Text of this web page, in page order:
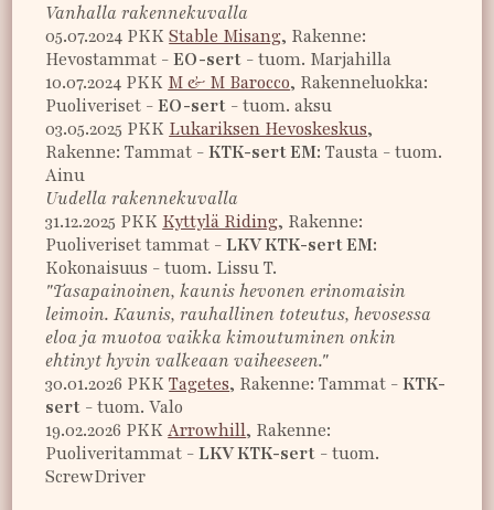
Vanhalla rakennekuvalla
05.07.2024 PKKStable Misang, Rakenne:
Hevostammat -EO-sert - tuom. Marjahilla
10.07.2024 PKK M & M Barocco, Rakenneluokka:
Puoliveriset -EO-sert - tuom. aksu
03.05.2025 PKK Lukariksen Hevoskeskus,
Rakenne: Tammat -KTK-sert EM: Tausta - tuom.
Ainu
Uudella rakennekuvalla
31.12.2025 PKK Kyttylä Riding, Rakenne:
Puoliveriset tammat -LKV KTK-sert EM:
Kokonaisuus - tuom. Lissu T.
"Tasapainoinen, kaunis hevonen erinomaisin
leimoin. Kaunis, rauhallinen toteutus, hevosessa
eloa ja muotoa vaikka kimoutuminen onkin
ehtinyt hyvin valkeaan vaiheeseen."
30.01.2026 PKKTagetes, Rakenne: Tammat -KTK-
sert - tuom. Valo
19.02.2026 PKKArrowhill, Rakenne:
Puoliveritammat -LKV KTK-sert - tuom.
ScrewDriver